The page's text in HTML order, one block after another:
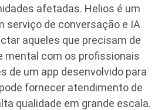
afetadas. Helios é um
serviço de conversação e IA
aqueles que precisam de
mental com os profissionais
de um app desenvolvido para
fornecer atendimento de
qualidade em grande escala.